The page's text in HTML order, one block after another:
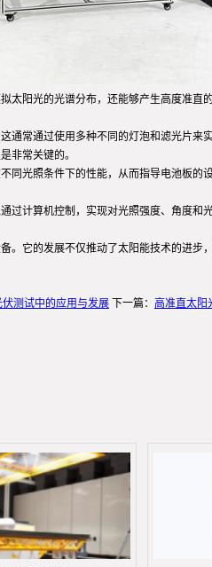
阳光的光谱分布，还能够产生高度准
常通过使用多种不同的灯泡和滤光片
非常关键的。
光照条件下的性能，从而指导电池板
计算机控制，实现对光照强度、角度
它的发展不仅推动了太阳能技术的进
测试中的应用与发展下一篇： 高准直太阳